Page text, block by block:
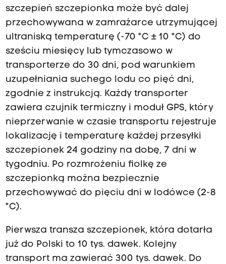
szczepień szczepionka może być dalej
przechowywana w zamrażarce utrzymującej
ultraniską temperaturę (-70 °C ± 10 °C) do
sześciu miesięcy lub tymczasowo w
transporterze do 30 dni, pod warunkiem
uzupełniania suchego lodu co pięć dni,
zgodnie z instrukcją. Każdy transporter
zawiera czujnik termiczny i moduł GPS, który
nieprzerwanie w czasie transportu rejestruje
lokalizację i temperaturę każdej przesyłki
szczepionek 24 godziny na dobę, 7 dni w
tygodniu. Po rozmrożeniu fiolkę ze
szczepionką można bezpiecznie
przechowywać do pięciu dni w lodówce (2-8
°C).
Pierwsza transza szczepionek, która dotarła
już do Polski to 10 tys. dawek. Kolejny
transport ma zawierać 300 tys. dawek. Do